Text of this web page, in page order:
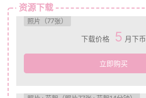
资源下载
照片（77张）
下载价格 5 月下币
立即购买